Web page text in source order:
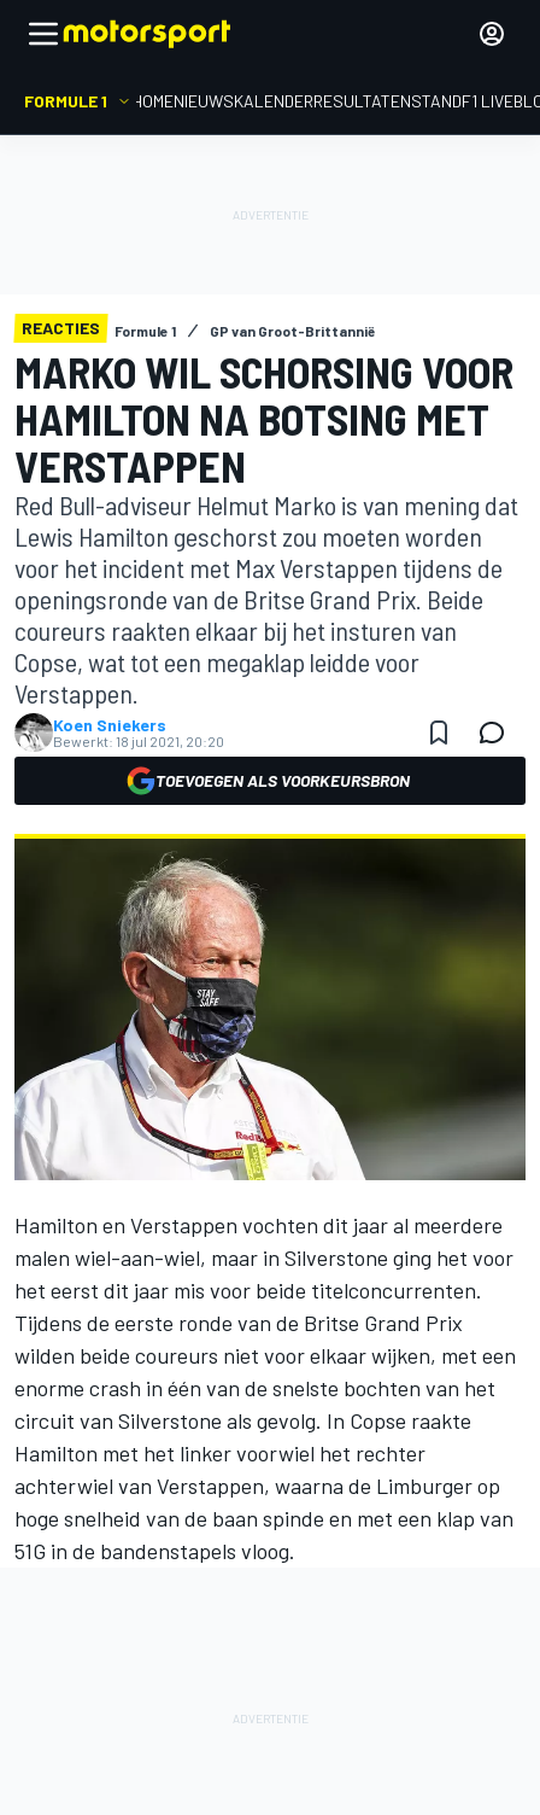
FORMULE 1 HOMENIEUWSKALENDERRESULTATENSTANDF1
REACTIES Formule 1 GP van Groot-Brittannië
MARKO WIL SCHORSING VOOR
HAMILTON NA BOTSING MET
VERSTAPPEN
Red Bull-adviseur Helmut Marko is van mening dat
Lewis Hamilton geschorst zou moeten worden
voor het incident met Max Verstappen tijdens de
openingsronde van de Britse Grand Prix. Beide
coureurs raakten elkaar bij het insturen van
Copse, wat tot een megaklap leidde voor
Verstappen.
Koen Sniekers
Bewerkt: 18 jul 2021, 20:20
TOEVOEGEN ALS VOORKEURSBRON
Hamilton en Verstappen vochten dit jaar al meerdere
malen wiel-aan-wiel, maar in Silverstone ging het voor
het eerst dit jaar mis voor beide titelconcurrenten.
Tijdens de eerste ronde van de Britse Grand Prix
wilden beide coureurs niet voor elkaar wijken, met een
enorme crash in één van de snelste bochten van het
circuit van Silverstone als gevolg. In Copse raakte
Hamilton met het linker voorwiel het rechter
achterwiel van Verstappen, waarna de Limburger op
hoge snelheid van de baan spinde en met een klap van
51G in de bandenstapels vloog.